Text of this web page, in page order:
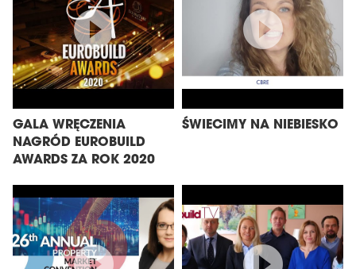
GALA WRĘCZENIA
NAGRÓD EUROBUILD
AWARDS ZA ROK 2020
ŚWIECIMY NA NIEBIESKO